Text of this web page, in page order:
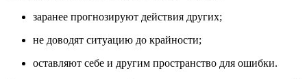
заранее прогнозируют действия других;
не доводят ситуацию до крайности;
оставляют себе и другим пространство для ошибки.